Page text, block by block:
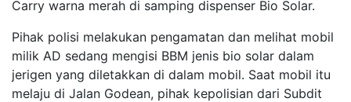
Carry warna merah di samping dispenser Bio Solar.
Pihak polisi melakukan pengamatan dan melihat mobil
milik AD sedang mengisi BBM jenis bio solar dalam
jerigen yang diletakkan di dalam mobil. Saat mobil itu
melaju di Jalan Godean, pihak kepolisian dari Subdit